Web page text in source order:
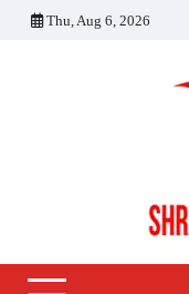
Thu, Aug 6, 2026